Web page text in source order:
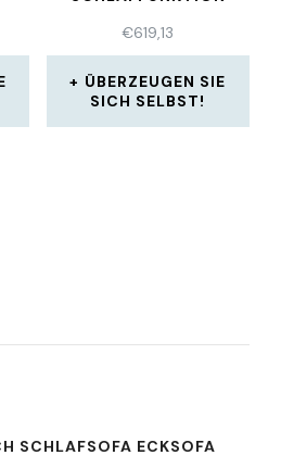
NEU
€619,13
ÜBERZEUGEN SIE
SICH SELBST!
SCHLAFSOFA ECKSOFA